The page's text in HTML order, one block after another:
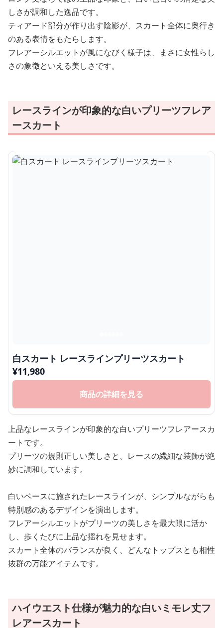
しさが調和した逸品です。
ティアード部分が作り出す陰影が、スカート全体に奥行き
のある表情をもたらします。
フレアーシルエットが風になびく様子は、まさに女性らし
さの象徴といえる美しさです。
レースラインが印象的な白いプリーツフレア
ースカート
白スカート レースラインプリーツスカート
¥11,980
商品の詳細を見る
上品なレースラインが印象的な白いプリーツフレアースカ
ートです。
プリーツの規則正しい美しさと、レースの繊細な装飾が絶
妙に調和しています。
白いベースに施されたレースラインが、シンプルながらも
特別感のあるデザインを演出します。
フレアーシルエットがプリーツの美しさを最大限に活か
し、歩くたびに上品な揺れを見せます。
スカート全体のバランスが良く、どんなトップスとも相性
抜群の万能アイテムです。
ハイウエスト仕様が魅力的な白いミモレ丈フ
レアースカート